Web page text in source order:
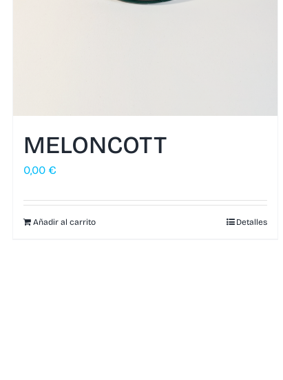
MELONCOTT
0,00 €
Añadir al carrito Detalles